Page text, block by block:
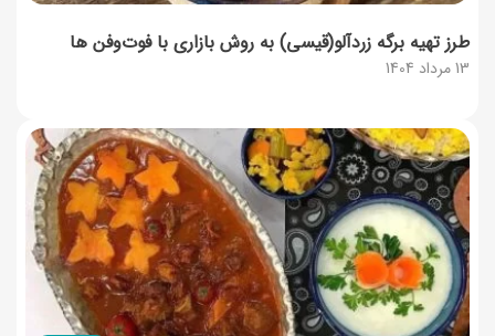
13 مرداد 1404
طرز تهیه برگه زردآلو(قیسی) به روش بازاری با فوت‌و‌فن ها